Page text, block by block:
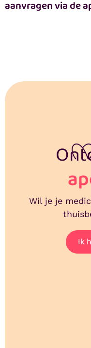
aanvragen via de
Wil je je
Ik